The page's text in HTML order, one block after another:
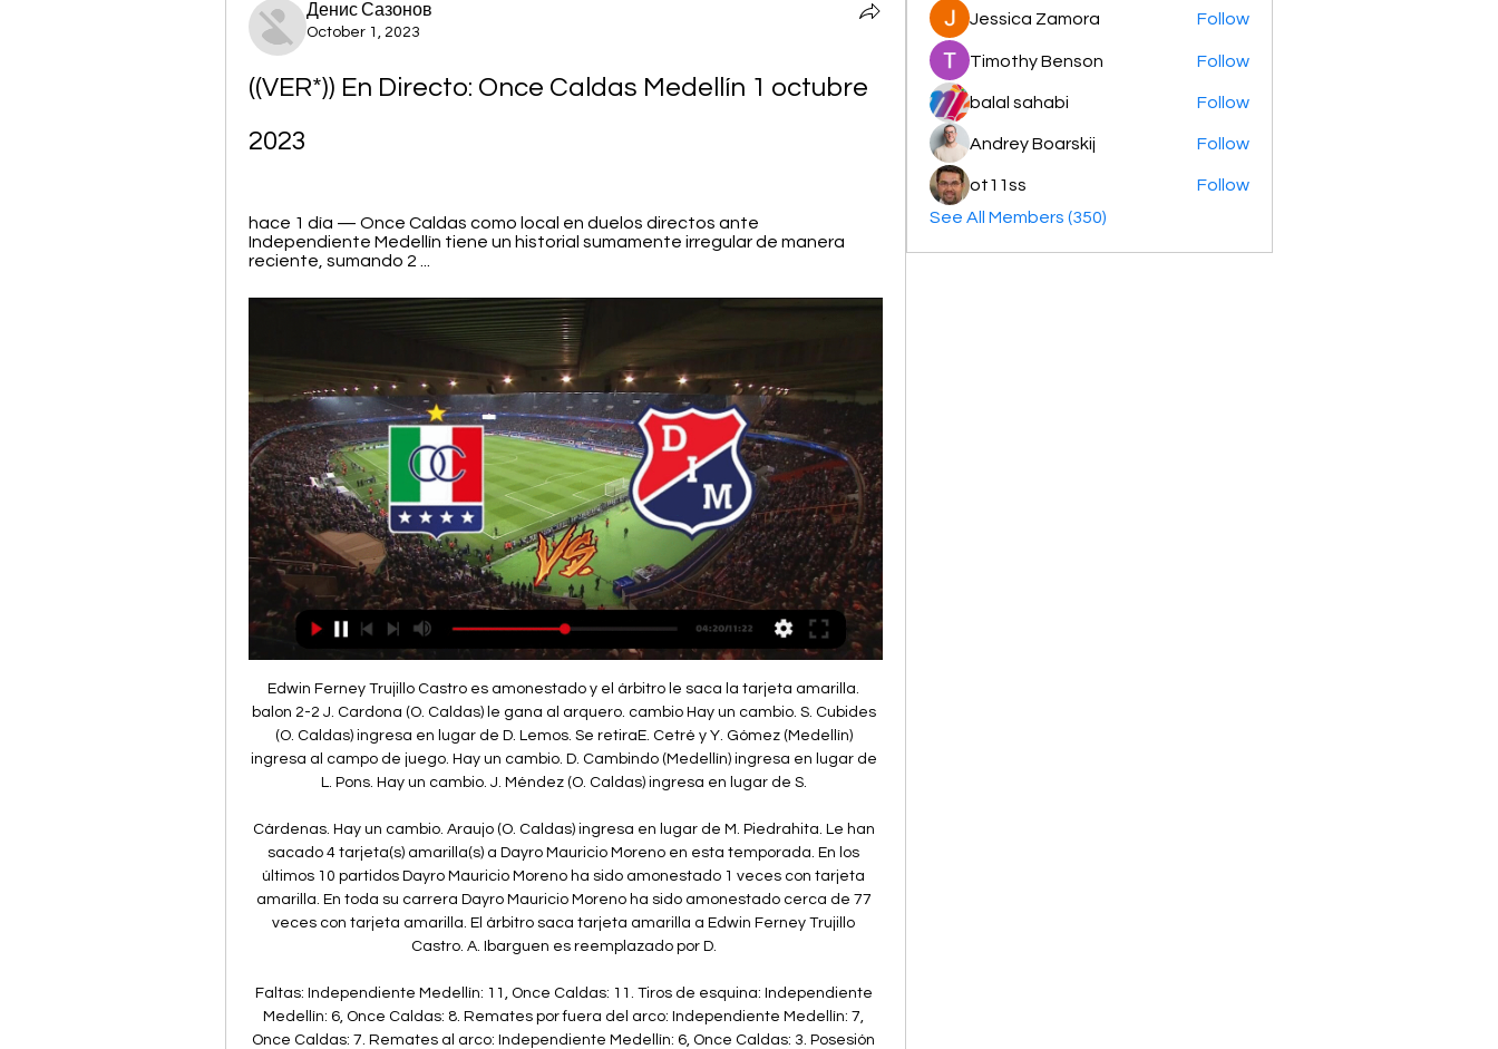
Денис Сазонов
October 1, 2023
((VER*)) En Directo: Once Caldas Medellín 1 octubre
2023
hace 1 día — Once Caldas como local en duelos directos ante
Independiente Medellín tiene un historial sumamente irregular de manera
reciente, sumando 2 ...
Edwin Ferney Trujillo Castro es amonestado y el árbitro le saca la tarjeta amarilla.
balon 2-2 J. Cardona (O. Caldas) le gana al arquero. cambio Hay un cambio. S. Cubides
(O. Caldas) ingresa en lugar de D. Lemos. Se retiraE. Cetré y Y. Gómez (Medellín)
ingresa al campo de juego. Hay un cambio. D. Cambindo (Medellín) ingresa en lugar de
L. Pons. Hay un cambio. J. Méndez (O. Caldas) ingresa en lugar de S.
Cárdenas. Hay un cambio. Araujo (O. Caldas) ingresa en lugar de M. Piedrahita. Le han
sacado 4 tarjeta(s) amarilla(s) a Dayro Mauricio Moreno en esta temporada. En los
últimos 10 partidos Dayro Mauricio Moreno ha sido amonestado 1 veces con tarjeta
amarilla. En toda su carrera Dayro Mauricio Moreno ha sido amonestado cerca de 77
veces con tarjeta amarilla. El árbitro saca tarjeta amarilla a Edwin Ferney Trujillo
Castro. A. Ibarguen es reemplazado por D.
Faltas: Independiente Medellín: 11, Once Caldas: 11. Tiros de esquina: Independiente
Medellín: 6, Once Caldas: 8. Remates por fuera del arco: Independiente Medellín: 7,
Once Caldas: 7. Remates al arco: Independiente Medellín: 6, Once Caldas: 3. Posesión
Jessica Zamora Follow
Timothy Benson Follow
balal sahabi Follow
Andrey Boarskij Follow
ot11ss
Follow
See All Members (350)